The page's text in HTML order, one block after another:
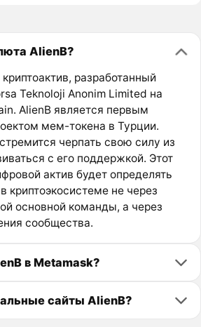
AlienB?
разработанный
Teknoloji Anonim Limited на
AlienB является первым
мем-токена в Турции.
черпать свою силу из
с его поддержкой. Этот
актив будет определять
криптоэкосистеме не через
основной команды, а через
сообщества.
в Metamask?
сайты AlienB?